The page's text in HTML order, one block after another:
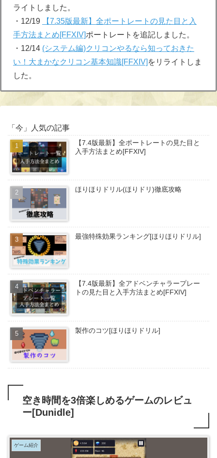
ライトしました。
・12/19
【7.35版最新】全ポートレートの見た目と入
手方法まとめ[FFXIV]ポートレートを追記しました。
・12/14 (システム編)クリコンやるなら知っておきた
い！大まかなクリコン基本知識[FFXIV] をリライトしま
した。
「今」人気の記事
【7.4版最新】全ポートレートの見た目と
入手方法まとめ[FFXIV]
ほりほりドリル(ほりドリ)徹底攻略
最強特殊効果ランキング[ほりほりドリル]
【7.4版最新】全アドベンチャラープレー
トの見た目と入手方法まとめ[FFXIV]
製作のコツ[ほりほりドリル]
空き時間を3倍楽しめるゲームのレビュ
ー[Dunidle]
ゲーム紹介